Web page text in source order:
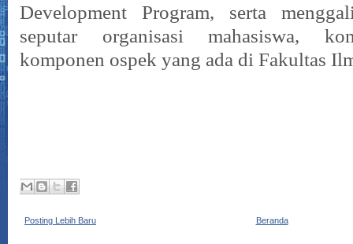
Development Program, serta
seputar organisasi mahasiswa,
komponen ospek yang ada di Fakultas
Posting Lebih Baru Beranda